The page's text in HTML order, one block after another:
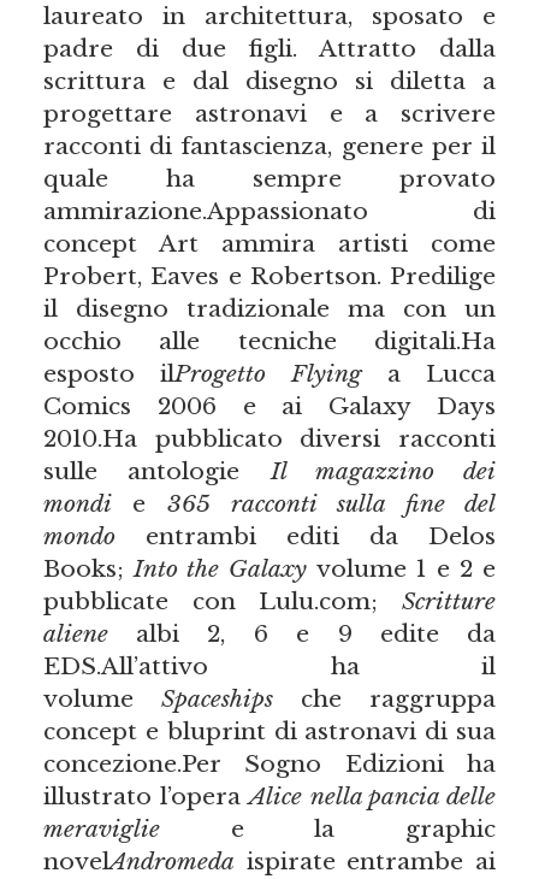
laureato in architettura, sposato e
padre di due figli. Attratto dalla
scrittura e dal disegno si diletta a
progettare astronavi e a scrivere
racconti di fantascienza, genere per il
quale ha sempre provato
ammirazione.Appassionato di
concept Art ammira artisti come
Probert, Eaves e Robertson. Predilige
il disegno tradizionale ma con un
occhio alle tecniche digitali.Ha
esposto ilProgetto Flyinga Lucca
Comics 2006 e ai Galaxy Days
2010.Ha pubblicato diversi racconti
sulle antologieIl magazzino dei
mondie365 racconti sulla fine del
mondoentrambi editi da Delos
Books;Into the Galaxyvolume 1 e 2 e
pubblicate con Lulu.com;Scritture
alienealbi 2, 6 e 9 edite da
EDS.All’attivo ha il
volume Spaceshipsche raggruppa
concept e bluprint di astronavi di sua
concezione.Per Sogno Edizioni ha
illustrato l’operaAlice nella pancia delle
meravigliee la graphic
novelAndromeda ispirate entrambe ai